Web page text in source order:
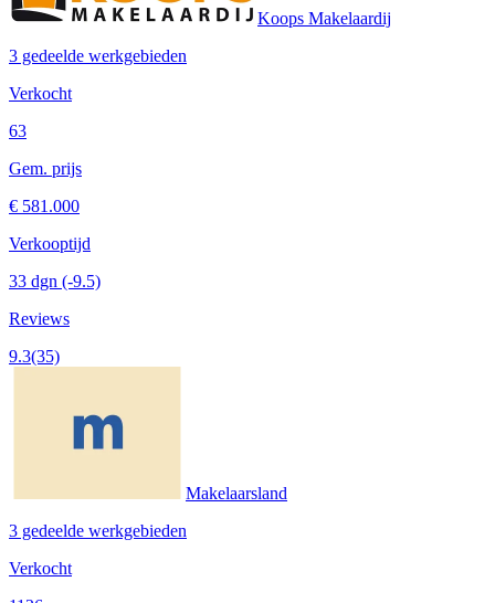
Koops Makelaardij
3 gedeelde werkgebieden
Verkocht
63
Gem. prijs
€ 581.000
Verkooptijd
33 dgn (-9.5)
Reviews
9.3(35)
Makelaarsland
3 gedeelde werkgebieden
Verkocht